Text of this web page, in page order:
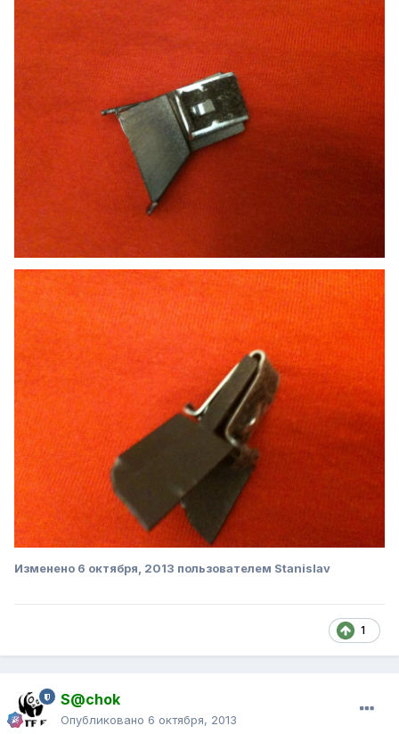
Изменено 6 октября, 2013 пользователем Stanislav
1
S@chok
Опубликовано 6 октября, 2013